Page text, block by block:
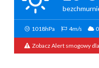
1018hPa 4m/s
Zobacz Alert smogowy